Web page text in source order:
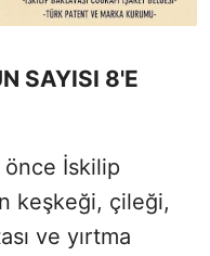
SAYISI 8'E
İskilip
keşkeği, çileği,
ve yırtma